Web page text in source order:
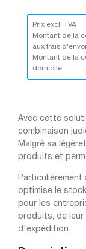
Prix excl. TVA
Montant de la
aux frais
Montant de la
domicile
Avec cette
combinaison
Malgré sa
produits et
Particulièrement
optimise le
pour les
produits, de
d'expédition.